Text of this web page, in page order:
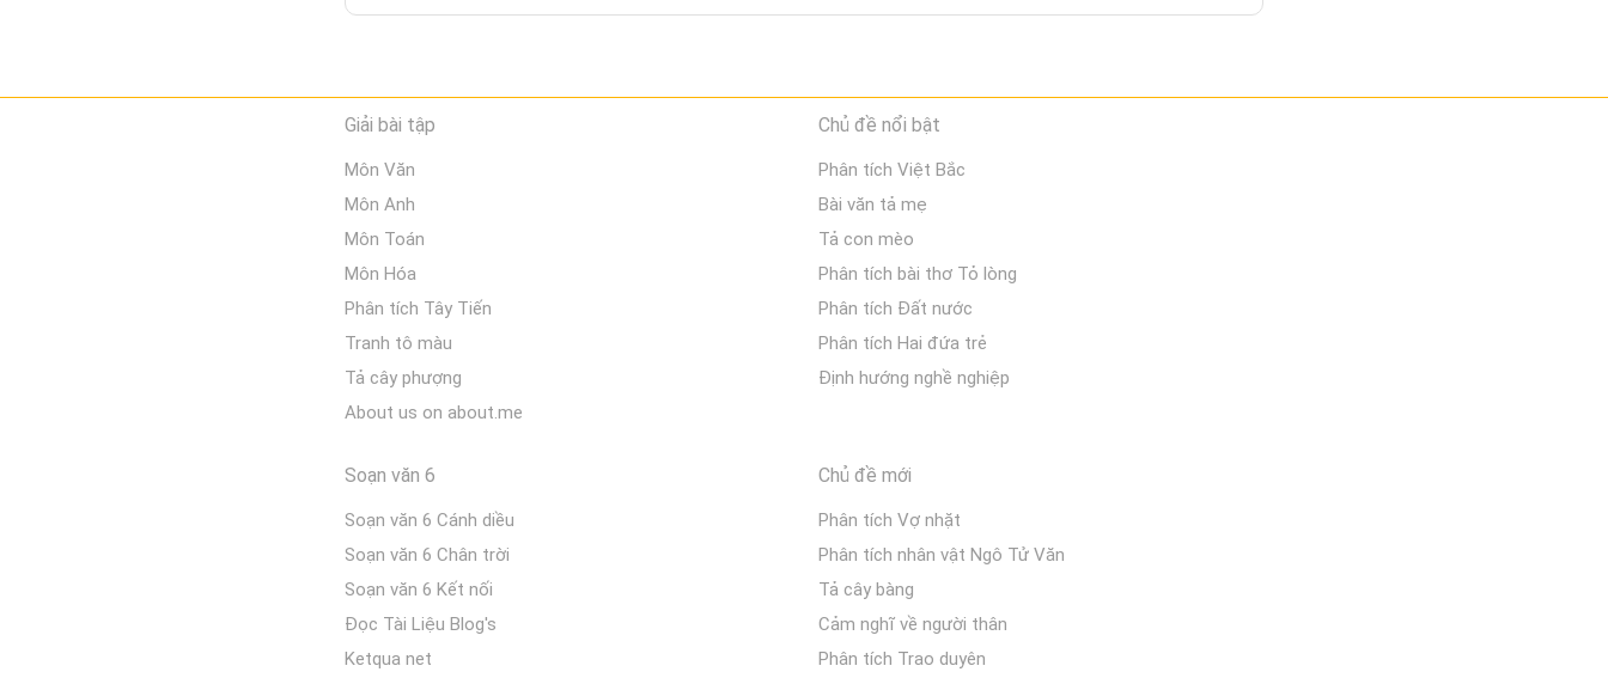
Giải bài tập
Môn Văn
Môn Anh
Môn Toán
Môn Hóa
Phân tích Tây Tiến
Tranh tô màu
Tả cây phượng
About us on about.me
Chủ đề nổi bật
Phân tích Việt Bắc
Bài văn tả mẹ
Tả con mèo
Phân tích bài thơ Tỏ lòng
Phân tích Đất nước
Phân tích Hai đứa trẻ
Định hướng nghề nghiệp
Soạn văn 6
Soạn văn 6 Cánh diều
Soạn văn 6 Chân trời
Soạn văn 6 Kết nối
Đọc Tài Liệu Blog's
Ketqua net
Chủ đề mới
Phân tích Vợ nhặt
Phân tích nhân vật Ngô Tử Văn
Tả cây bàng
Cảm nghĩ về người thân
Phân tích Trao duyên